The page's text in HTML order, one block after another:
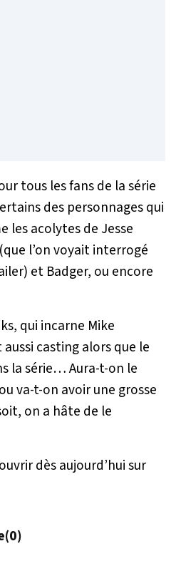
tous les fans de la série
des personnages qui
les acolytes de Jesse
l’on voyait interrogé
et Badger, ou encore
qui incarne Mike
casting alors que le
la série… Aura-t-on le
va-t-on avoir une grosse
on a hâte de le
dès aujourd’hui sur
(0)